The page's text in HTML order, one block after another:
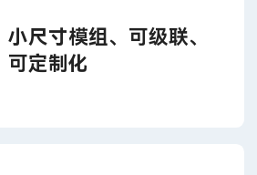
小尺寸模组、可级联、
可定制化